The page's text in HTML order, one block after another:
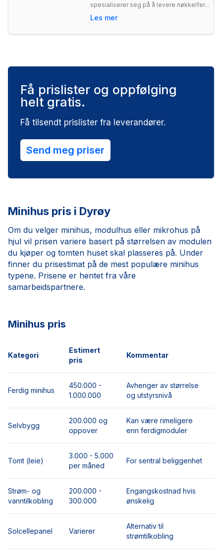
spesialiserer seg på å levere nøkkelfer...
Les mer
Få prislister og oppfølging
helt gratis.
Få tilsendt prislister fra leverandører.
Send meg priser
Minihus pris i Dyrøy
Om du velger minihus, modulhus eller mikrohus på
hjul vil prisen variere basert på størrelsen av modulen
du kjøper og tomten huset skal plasseres på. Under
finner du prisestimat på de mest populære minihus
typene. Prisene er hentet fra våre
samarbeidspartnere.
Minihus pris
Kategori
Estimert
pris
Kommentar
Ferdig minihus
450.000 -
1.000.000
Avhenger av størrelse
og utstyrsnivå
Selvbygg
200.000 og
oppover
Kan være rimeligere
enn ferdigmoduler
Tomt (leie)
3.000 - 5.000
per måned
For sentral beliggenhet
Strøm- og
vanntilkobling
200.000 -
300.000
Engangskostnad hvis
ønskelig
Solcellepanel Varierer
Alternativ til
strømtilkobling